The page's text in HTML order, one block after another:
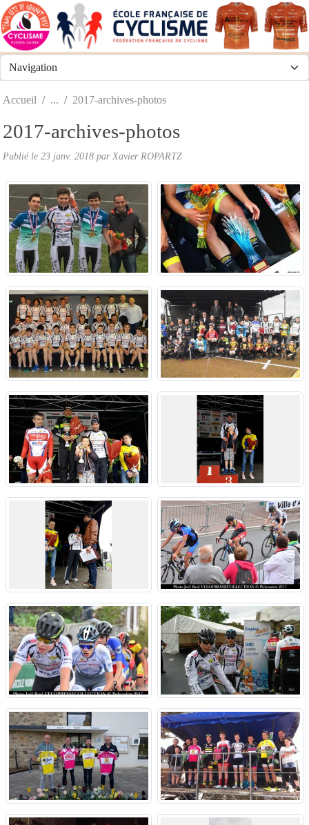
Accueil 2017-archives-photos
2017-archives-photos
Publié le 23 janv. 2018 par Xavier ROPARTZ
Panneau de gestion des cookies